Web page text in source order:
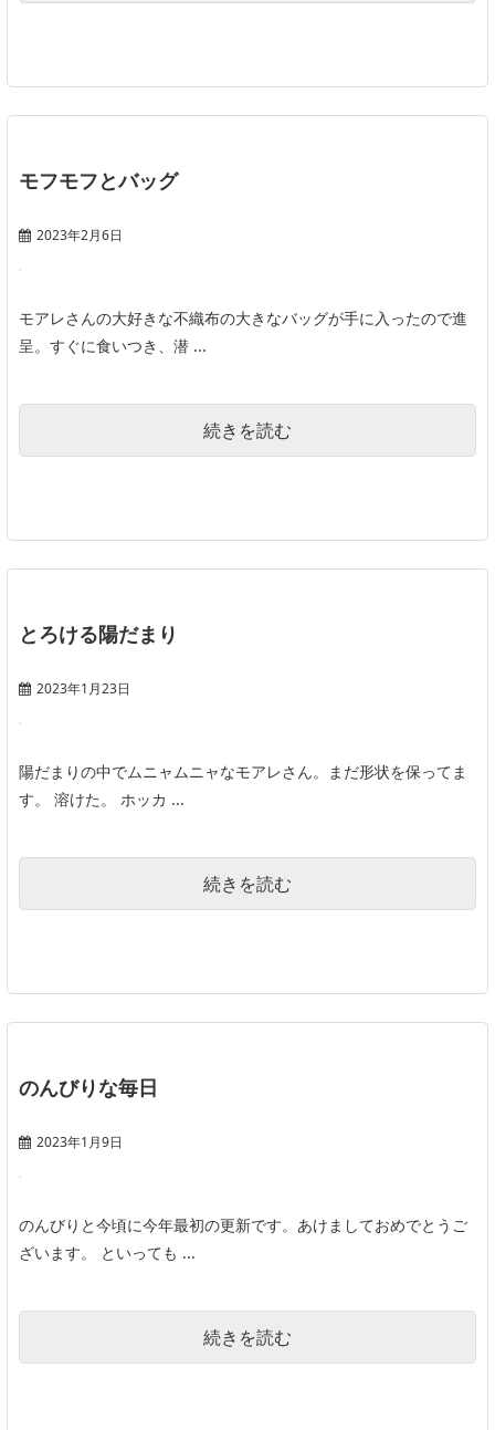
モフモフとバッグ
2023年2月6日
モアレさんの大好きな不織布の大きなバッグが手に入ったので進
呈。すぐに食いつき、潜 ...
続きを読む
とろける陽だまり
2023年1月23日
陽だまりの中でムニャムニャなモアレさん。まだ形状を保ってま
す。 溶けた。 ホッカ ...
続きを読む
のんびりな毎日
2023年1月9日
のんびりと今頃に今年最初の更新です。あけましておめでとうご
ざいます。 といっても ...
続きを読む